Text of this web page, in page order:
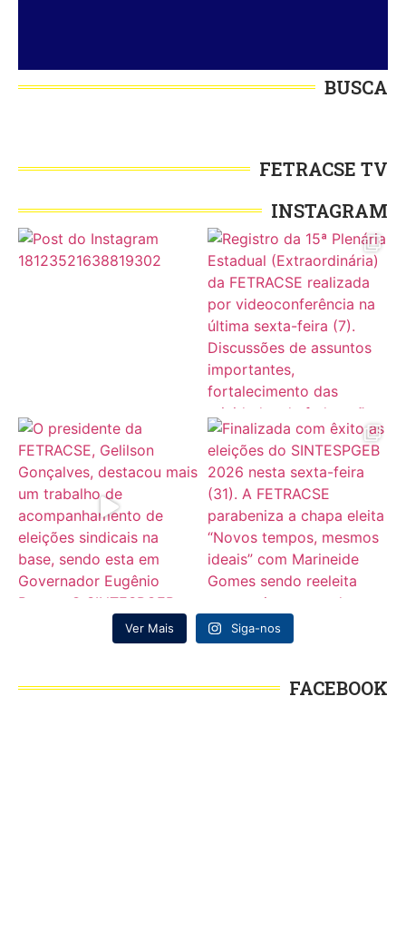
BUSCA
FETRACSE TV
INSTAGRAM
Ver Mais Siga-nos
FACEBOOK